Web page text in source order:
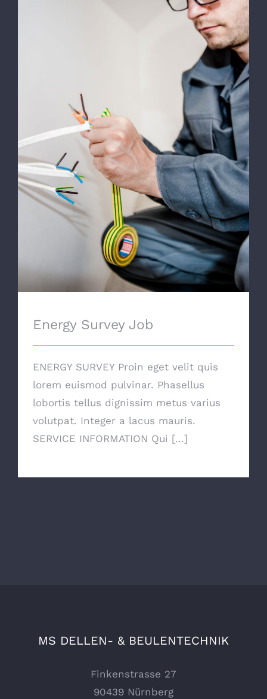
Energy Survey Job
Energy Survey Job
ENERGY SURVEY Proin eget velit quis
lorem euismod pulvinar. Phasellus
lobortis tellus dignissim metus varius
volutpat. Integer a lacus mauris.
SERVICE INFORMATION Qui [...]
MS DELLEN- & BEULENTECHNIK
Finkenstrasse 27
90439 Nürnberg